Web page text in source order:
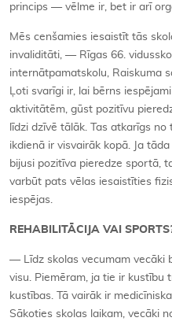
princips — vēlme ir, bet ir arī
Mēs cenšamies iesaistīt tās
invaliditāti, — Rīgas 66.
internātpamatskolu, Raiskuma
Ļoti svarīgi ir, lai bērns
aktivitātēm, gūst pozitīvu
līdzi dzīvē tālāk. Tas atkarīgs
ikdienā ir visvairāk kopā. Ja
bijusi pozitīva pieredze sportā,
varbūt pats vēlas iesaistīties
iespējas.
REHABILITĀCIJA VAI
— Līdz skolas vecumam vecāki
visu. Piemēram, ja tie ir kustību
kustības. Tā vairāk ir
Sākoties skolas laikam, vecāki